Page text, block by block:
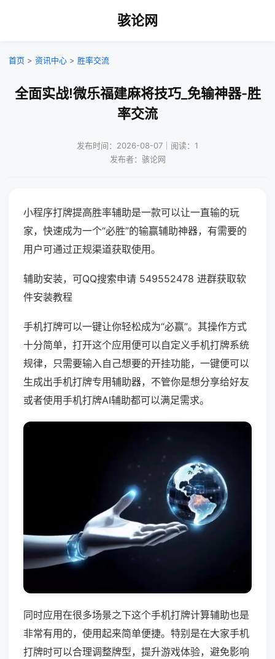
骇论网
首页 > 资讯中心 > 胜率交流
全面实战!微乐福建麻将技巧_免输神器-胜
率交流
发布时间：2026-08-07｜阅读：1
发布者：骇论网
小程序打牌提高胜率辅助是一款可以让一直输的玩
家，快速成为一个“必胜”的输赢辅助神器，有需要的
用户可通过正规渠道获取使用。
辅助安装，可QQ搜索申请 549552478 进群获取软
件安装教程
手机打牌可以一键让你轻松成为“必赢”。其操作方式
十分简单，打开这个应用便可以自定义手机打牌系统
规律，只需要输入自己想要的开挂功能，一键便可以
生成出手机打牌专用辅助器，不管你是想分享给好友
或者使用手机打牌AI辅助都可以满足需求。
同时应用在很多场景之下这个手机打牌计算辅助也是
非常有用的，使用起来简单便捷。特别是在大家手机
打牌时可以合理调整牌型，提升游戏体验，避免影响